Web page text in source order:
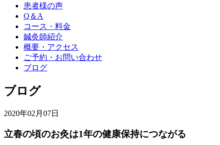
患者様の声
Q＆A
コース・料金
鍼灸師紹介
概要・アクセス
ご予約・お問い合わせ
ブログ
ブログ
2020年02月07日
立春の頃のお灸は1年の健康保持につながる